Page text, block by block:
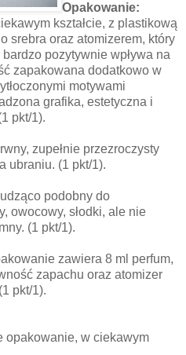
Opakowanie:
kształcie, z plastikową
srebra oraz atomizerem, który
pozytywnie wpływa na
zapakowana dodatkowo w
motywami
grafika, estetyczna i
pkt/1).
zupełnie przezroczysty
ubraniu. (1 pkt/1).
podobny do
owocowy, słodki, ale nie
(1 pkt/1).
zawiera 8 ml perfum,
zapachu oraz atomizer
pkt/1).
opakowanie, w ciekawym